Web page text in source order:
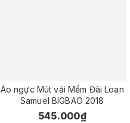
Áo ngực Mút vải Mềm Đài Loan
Samuel BIGBAO 2018
545.000₫